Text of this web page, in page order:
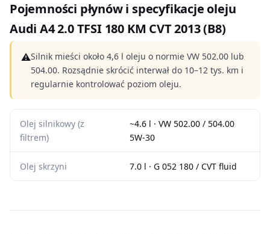
Pojemności płynów i specyfikacje oleju
Audi A4 2.0 TFSI 180 KM CVT 2013 (B8)
⚠Silnik mieści około 4,6 l oleju o normie VW 502.00 lub
504.00. Rozsądnie skrócić interwał do 10–12 tys. km i
regularnie kontrolować poziom oleju.
Olej silnikowy (z
filtrem)
~4.6 l · VW 502.00 / 504.00
5W-30
Olej skrzyni 7.0 l · G 052 180 / CVT fluid